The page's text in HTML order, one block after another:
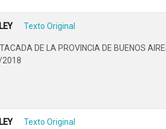
Texto Original
DE LA PROVINCIA DE BUENOS
2018
Texto Original